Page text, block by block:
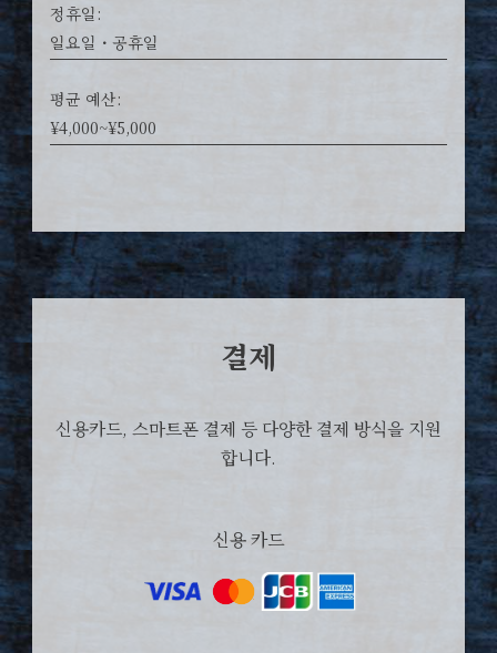
정휴일:
일요일・공휴일
평균 예산:
¥4,000~¥5,000
결제
신용카드, 스마트폰 결제 등 다양한 결제 방식을 지원
합니다.
신용 카드